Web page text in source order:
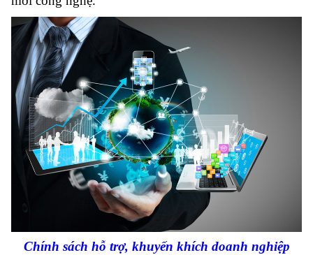
Chính sách hỗ trợ, khuyến khích doanh nghiệp